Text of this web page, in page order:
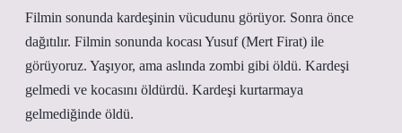
Filmin sonunda kardeşinin vücudunu görüyor. Sonra önce
dağıtılır. Filmin sonunda kocası Yusuf (Mert Firat) ile
görüyoruz. Yaşıyor, ama aslında zombi gibi öldü. Kardeşi
gelmedi ve kocasını öldürdü. Kardeşi kurtarmaya
gelmediğinde öldü.